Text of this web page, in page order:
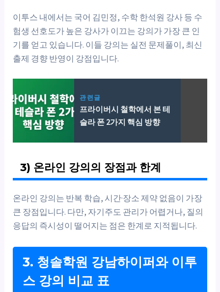
이투스 내에서는 국어 김민정, 수학 한석원 강사 등 수
험생 선호도가 높은 강사가 이끄는 강의가 가장 큰 인
기를 얻고 있습니다. 이들 강의는 실전 문제풀이, 최신
출제 경향 반영이 강점입니다.
관련글
프라이버시 철학에서 본 테
슬라 폰 2가지 핵심 방향
3) 온라인 강의의 장점과 한계
온라인 강의는 반복 학습, 시간·장소 제약 없음이 가장
큰 장점입니다. 다만, 자기주도 관리가 어렵거나, 질의
응답의 즉시성이 떨어지는 점은 한계로 지적됩니다.
3. 청솔학원 강남하이퍼와 이투
스 강의 비교 표